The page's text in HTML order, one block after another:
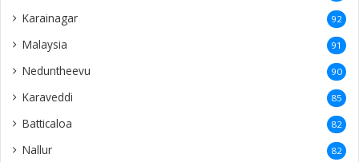
Karainagar 92
Malaysia 91
Neduntheevu 90
Karaveddi 85
Batticaloa 82
Nallur 82